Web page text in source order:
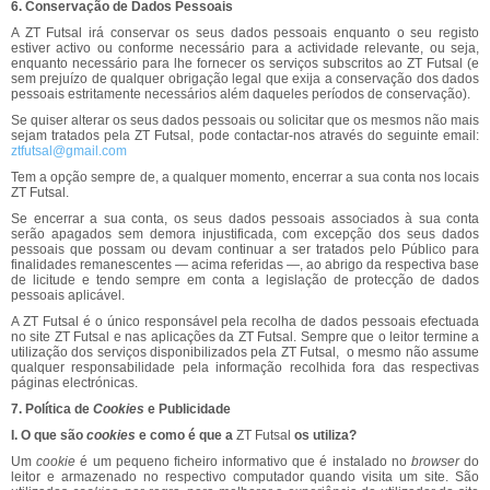
6. Conservação de Dados Pessoais
A ZT Futsal irá conservar os seus dados pessoais enquanto o seu registo
estiver activo ou conforme necessário para a actividade relevante, ou seja,
enquanto necessário para lhe fornecer os serviços subscritos ao ZT Futsal (e
sem prejuízo de qualquer obrigação legal que exija a conservação dos dados
pessoais estritamente necessários além daqueles períodos de conservação).
Se quiser alterar os seus dados pessoais ou solicitar que os mesmos não mais
sejam tratados pela ZT Futsal, pode contactar-nos através do seguinte email:
ztfutsal@gmail.com
Tem a opção sempre de, a qualquer momento, encerrar a sua conta nos locais
ZT Futsal.
Se encerrar a sua conta, os seus dados pessoais associados à sua conta
serão apagados sem demora injustificada, com excepção dos seus dados
pessoais que possam ou devam continuar a ser tratados pelo Público para
finalidades remanescentes — acima referidas —, ao abrigo da respectiva base
de licitude e tendo sempre em conta a legislação de protecção de dados
pessoais aplicável.
A ZT Futsal é o único responsável pela recolha de dados pessoais efectuada
no site ZT Futsal e nas aplicações da ZT Futsal. Sempre que o leitor termine a
utilização dos serviços disponibilizados pela ZT Futsal, o mesmo não assume
qualquer responsabilidade pela informação recolhida fora das respectivas
páginas electrónicas.
7. Política de Cookies e Publicidade
I. O que são cookies e como é que a ZT Futsal os utiliza?
Umcookie é um pequeno ficheiro informativo que é instalado no browserdo
leitor e armazenado no respectivo computador quando visita um site. São